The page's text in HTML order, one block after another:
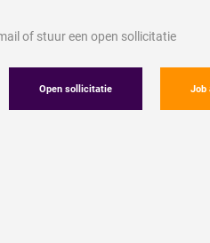
of stuur een open sollicitatie
Open sollicitatie Job